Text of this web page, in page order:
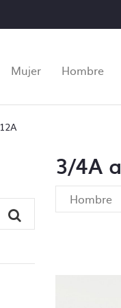
Mujer Hombre
3/4A
Hombre
¿En que